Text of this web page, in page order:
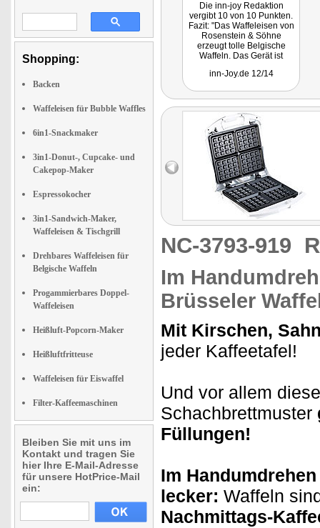
Shopping:
Backen
Waffeleisen für Bubble Waffles
6in1-Snackmaker
3in1-Donut-, Cupcake- und
Cakepop-Maker
Espressokocher
3in1-Sandwich-Maker,
Waffeleisen & Tischgrill
Drehbares Waffeleisen für
Belgische Waffeln
Progammierbares Doppel-
Waffeleisen
Heißluft-Popcorn-Maker
Heißluftfritteuse
Waffeleisen für Eiswaffel
Filter-Kaffeemaschinen
Bleiben Sie mit uns im
Kontakt und tragen Sie
hier Ihre E-Mail-Adresse
für unsere HotPrice-Mail
ein:
Die inn-joy Redaktion
vergibt 10 von 10 Punkten.
Fazit: "Das Waffeleisen von
Rosenstein & Söhne
erzeugt tolle Belgische
Waffeln. Das Gerät ist
absoluter Preis-Leistungs-
inn-Joy.de 12/14
NC-3793-919
Im
Brüsseler
Mit Kirschen,
jeder Kaffeetafel!
Und vor allem
Schachbrettmuster
Füllungen!
Im Handumdrehen
lecker: Waffeln
Nachmittags-